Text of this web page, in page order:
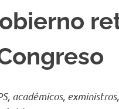
académicos,